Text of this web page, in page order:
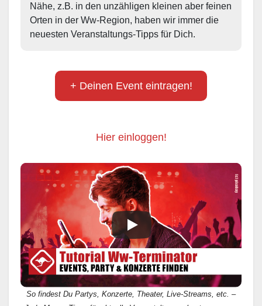
Nähe, z.B. in den unzähligen kleinen aber feinen
Orten in der Ww-Region, haben wir immer die
neuesten Veranstaltungs-Tipps für Dich.
+ Deinen Event eintragen!
Hier einloggen!
So findest Du Partys, Konzerte, Theater, Live-Streams, etc. –